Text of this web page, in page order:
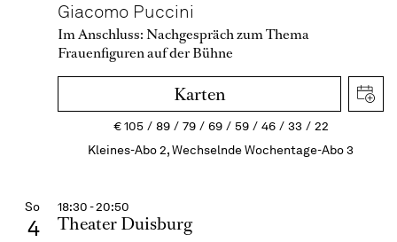
Giacomo Puccini
Im Anschluss:Nachgespräch zum Thema
Frauenfiguren auf der Bühne
Karten
€105 89 79 69 59 46 33
22
Kleines-Abo 2, Wechselnde Wochentage-Abo 3
So
4
18:30 - 20:50
Theater Duisburg